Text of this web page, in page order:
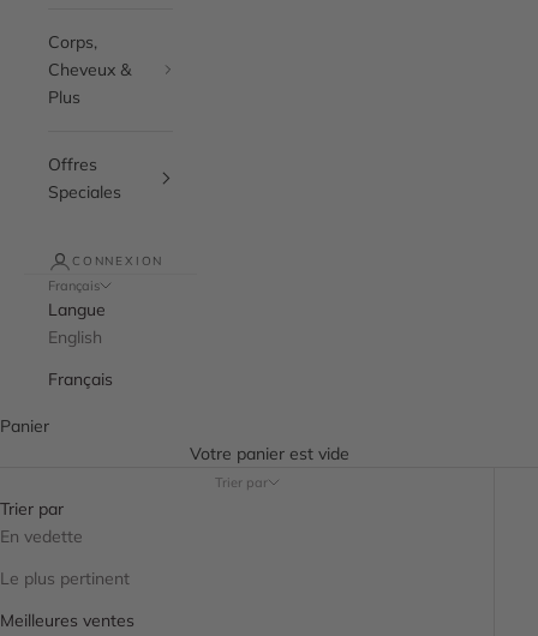
Corps,
Cheveux &
Plus
Offres
Speciales
CONNEXION
Français
Langue
English
Français
Panier
Votre panier est vide
Trier par
Trier par
En vedette
Le plus pertinent
Meilleures ventes